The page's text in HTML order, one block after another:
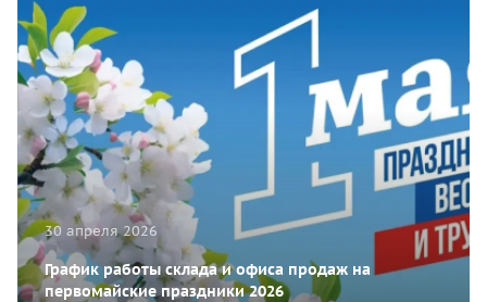
30 апреля 2026
График работы склада и офиса продаж на
первомайские праздники 2026